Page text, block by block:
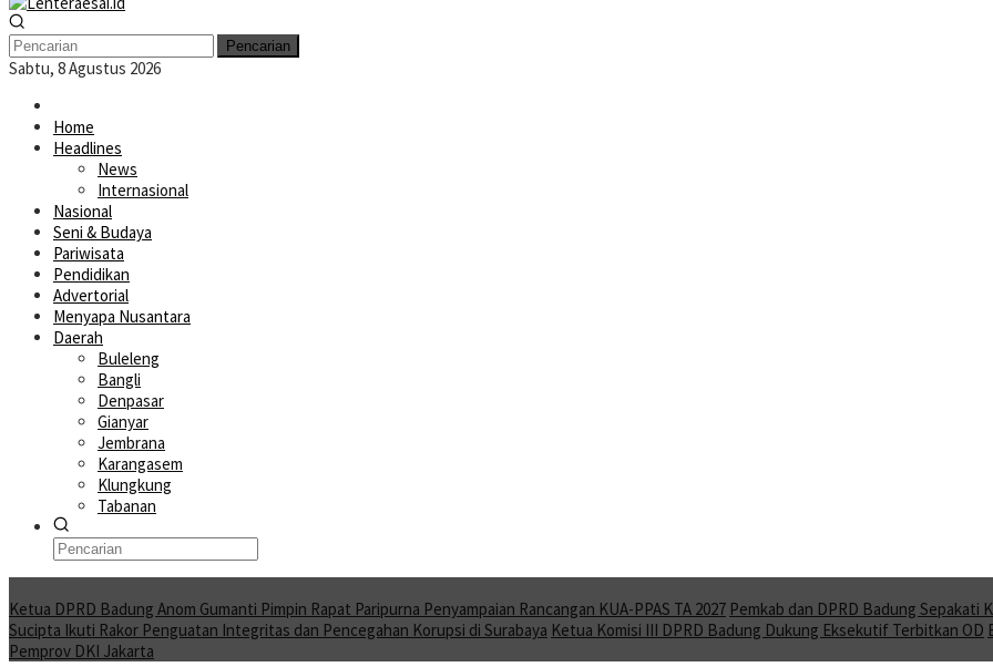
Pencarian
Sabtu, 8 Agustus 2026
Home
Headlines
News
Internasional
Nasional
Seni & Budaya
Pariwisata
Pendidikan
Advertorial
Menyapa Nusantara
Daerah
Buleleng
Bangli
Denpasar
Gianyar
Jembrana
Karangasem
Klungkung
Tabanan
Ketua DPRD Badung Anom Gumanti Pimpin Rapat Paripurna Penyampaian Rancangan KUA-PPAS TA 2027 Pemkab dan DPRD Badung Sepakati
Sucipta Ikuti Rakor Penguatan Integritas dan Pencegahan Korupsi di Surabaya Ketua Komisi III DPRD Badung Dukung Eksekutif Terbitkan OD
Pemprov DKI Jakarta